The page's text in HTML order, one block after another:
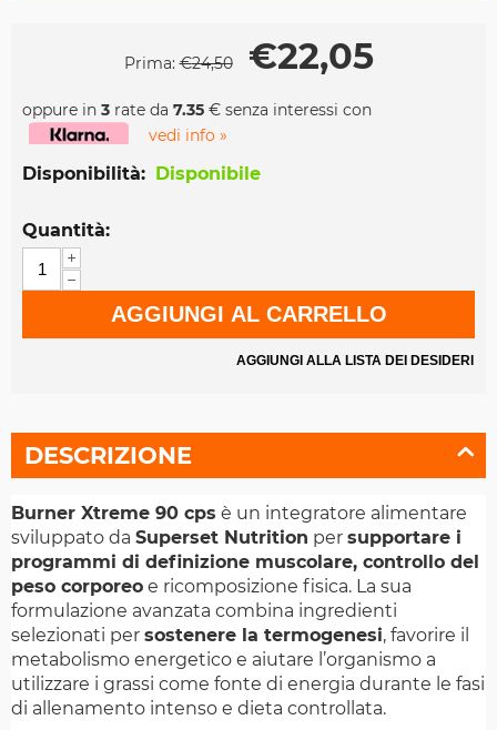
Prima:€24,50 €22,05
oppure in 3 rate da 7.35 € senza interessi con
vedi info »
Disponibilità: Disponibile
Quantità:
+
−
AGGIUNGI AL CARRELLO
AGGIUNGI ALLA LISTA DEI DESIDERI
DESCRIZIONE
Burner Xtreme 90 cps è un integratore alimentare
sviluppato da Superset Nutrition per supportare i
programmi di definizione muscolare, controllo del
peso corporeo e ricomposizione fisica. La sua
formulazione avanzata combina ingredienti
selezionati per sostenere la termogenesi, favorire il
metabolismo energetico e aiutare l’organismo a
utilizzare i grassi come fonte di energia durante le fasi
di allenamento intenso e dieta controllata.